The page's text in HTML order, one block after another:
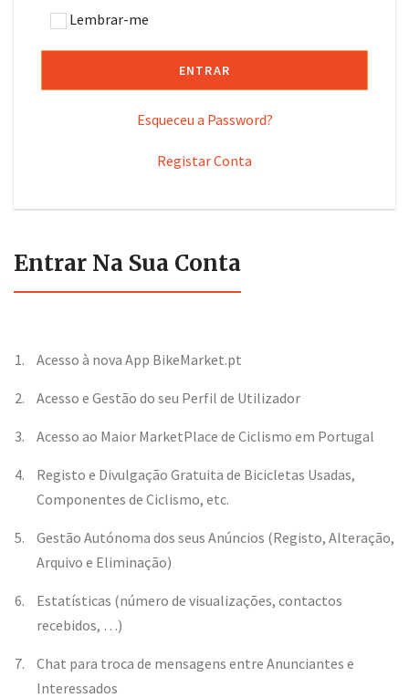
Lembrar-me
ENTRAR
Esqueceu a Password?
Registar Conta
Entrar Na Sua Conta
Acesso à nova App BikeMarket.pt
Acesso e Gestão do seu Perfil de Utilizador
Acesso ao Maior MarketPlace de Ciclismo em Portugal
Registo e Divulgação Gratuita de Bicicletas Usadas,
Componentes de Ciclismo, etc.
Gestão Autónoma dos seus Anúncios (Registo, Alteração,
Arquivo e Eliminação)
Estatísticas (número de visualizações, contactos
recebidos, …)
Chat para troca de mensagens entre Anunciantes e
Interessados